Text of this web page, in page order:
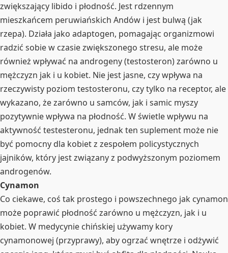
zwiększający libido i płodność. Jest rdzennym
mieszkańcem peruwiańskich Andów i jest bulwą (jak
rzepa). Działa jako adaptogen, pomagając organizmowi
radzić sobie w czasie zwiększonego stresu, ale może
również wpływać na androgeny (testosteron) zarówno u
mężczyzn jak i u kobiet. Nie jest jasne, czy wpływa na
rzeczywisty poziom testosteronu, czy tylko na receptor, ale
wykazano, że zarówno u samców, jak i samic myszy
pozytywnie wpływa na płodność. W świetle wpływu na
aktywność testesteronu, jednak ten suplement może nie
być pomocny dla kobiet z zespołem policystycznych
jajników, który jest związany z podwyższonym poziomem
androgenów.
Cynamon
Co ciekawe, coś tak prostego i powszechnego jak cynamon
może poprawić płodność zarówno u mężczyzn, jak i u
kobiet. W medycynie chińskiej używamy kory
cynamonowej (przyprawy), aby ogrzać wnętrze i odżywić